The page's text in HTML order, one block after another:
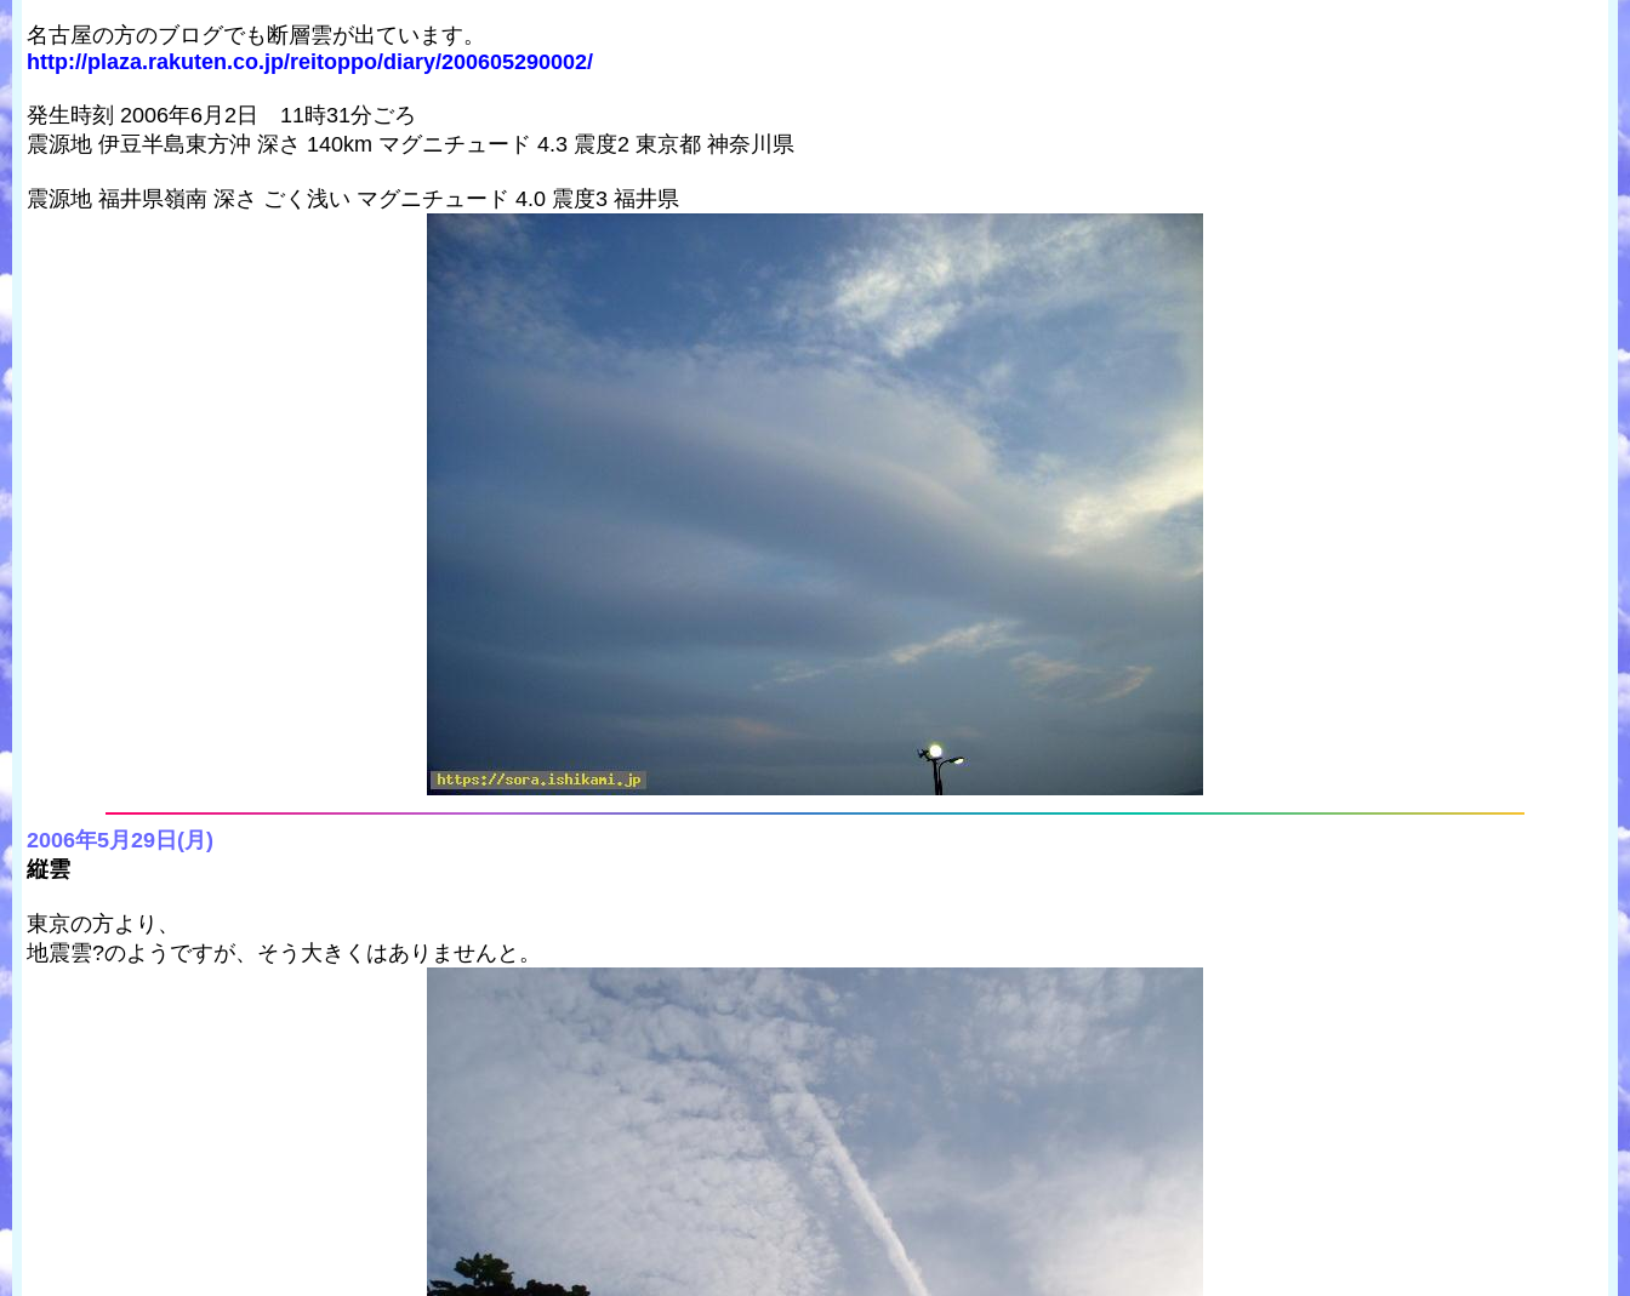
名古屋の方のブログでも断層雲が出ています。
http://plaza.rakuten.co.jp/reitoppo/diary/200605290002/
発生時刻 2006年6月2日 11時31分ごろ
震源地 伊豆半島東方沖 深さ 140km マグニチュード 4.3 震度2 東京都 神奈川県
震源地 福井県嶺南 深さ ごく浅い マグニチュード 4.0 震度3 福井県
2006年5月29日(月)
縦雲
東京の方より、
地震雲?のようですが、そう大きくはありませんと。